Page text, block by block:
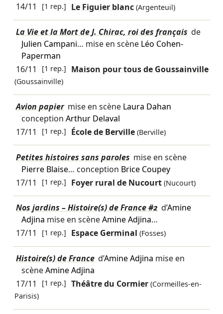
14/11
[1 rep.] Le Figuier blanc (Argenteuil)
La Vie et la Mort de J. Chirac, roi des français de
Julien Campani… mise en scène Léo Cohen-
Paperman
16/11
[1 rep.] Maison pour tous de Goussainville
(Goussainville)
Avion papier mise en scène Laura Dahan
conception Arthur Delaval
17/11
[1 rep.] École de Berville (Berville)
Petites histoires sans paroles mise en scène
Pierre Blaise… conception Brice Coupey
17/11
[1 rep.] Foyer rural de Nucourt (Nucourt)
Nos jardins – Histoire(s) de France #2 d’Amine
Adjina mise en scèneAmine Adjina…
17/11
[1 rep.] Espace Germinal (Fosses)
Histoire(s) de France d’Amine Adjina mise en
scèneAmine Adjina
17/11
[1 rep.] Théâtre du Cormier (Cormeilles-en-
Parisis)